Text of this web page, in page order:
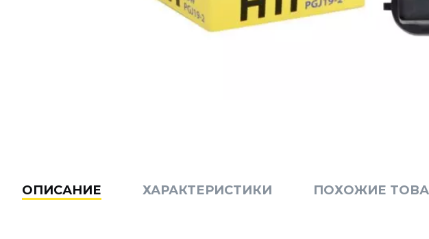
ОПИСАНИЕ ХАРАКТЕРИСТИКИ ПОХОЖИЕ